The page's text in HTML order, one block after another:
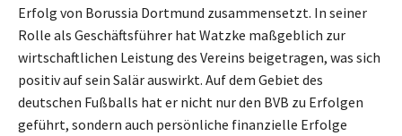
Erfolg von Borussia Dortmund zusammensetzt. In seiner
Rolle als Geschäftsführer hat Watzke maßgeblich zur
wirtschaftlichen Leistung des Vereins beigetragen, was sich
positiv auf sein Salär auswirkt. Auf dem Gebiet des
deutschen Fußballs hat er nicht nur den BVB zu Erfolgen
geführt, sondern auch persönliche finanzielle Erfolge